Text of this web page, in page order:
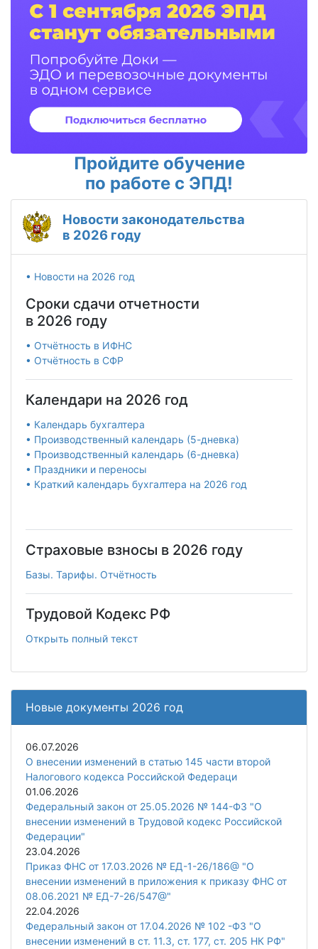
Пройдите обучение
по работе с ЭПД!
Новости законодательства
в 2026 году
• Новости на 2026 год
Сроки сдачи отчетности
в 2026 году
• Отчётность в ИФНС
• Отчётность в СФР
Календари на 2026 год
• Календарь бухгалтера
• Производственный календарь (5-дневка)
• Производственный календарь (6-дневка)
• Праздники и переносы
• Краткий календарь бухгалтера на 2026 год
Страховые взносы в 2026 году
Базы. Тарифы. Отчётность
Трудовой Кодекс РФ
Открыть полный текст
Новые документы 2026 год
06.07.2026
О внесении изменений в статью 145 части второй
Налогового кодекса Российской Федераци
01.06.2026
Федеральный закон от 25.05.2026 № 144-ФЗ "О
внесении изменений в Трудовой кодекс Российской
Федерации"
23.04.2026
Приказ ФНС от 17.03.2026 № ЕД-1-26/186@ "О
внесении изменений в приложения к приказу ФНС от
08.06.2021 № ЕД-7-26/547@"
22.04.2026
Федеральный закон от 17.04.2026 № 102 -ФЗ "О
внесении изменений в ст. 11.3, ст. 177, ст. 205 НК РФ"